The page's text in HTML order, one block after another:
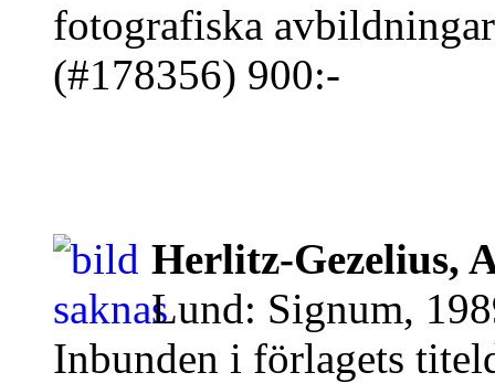
fotografiska
(#178356) 900:-
Herlitz-Gezelius,
Lund: Signum,
Inbunden i förlagets